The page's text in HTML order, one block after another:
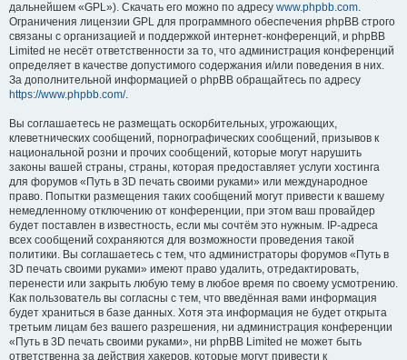
дальнейшем «GPL»). Скачать его можно по адресу www.phpbb.com.
Ограничения лицензии GPL для программного обеспечения phpBB строго
связаны с организацией и поддержкой интернет-конференций, и phpBB
Limited не несёт ответственности за то, что администрация конференций
определяет в качестве допустимого содержания и/или поведения в них.
За дополнительной информацией о phpBB обращайтесь по адресу
https://www.phpbb.com/.
Вы соглашаетесь не размещать оскорбительных, угрожающих,
клеветнических сообщений, порнографических сообщений, призывов к
национальной розни и прочих сообщений, которые могут нарушить
законы вашей страны, страны, которая предоставляет услуги хостинга
для форумов «Путь в 3D печать своими руками» или международное
право. Попытки размещения таких сообщений могут привести к вашему
немедленному отключению от конференции, при этом ваш провайдер
будет поставлен в известность, если мы сочтём это нужным. IP-адреса
всех сообщений сохраняются для возможности проведения такой
политики. Вы соглашаетесь с тем, что администраторы форумов «Путь в
3D печать своими руками» имеют право удалить, отредактировать,
перенести или закрыть любую тему в любое время по своему усмотрению.
Как пользователь вы согласны с тем, что введённая вами информация
будет храниться в базе данных. Хотя эта информация не будет открыта
третьим лицам без вашего разрешения, ни администрация конференции
«Путь в 3D печать своими руками», ни phpBB Limited не может быть
ответственна за действия хакеров, которые могут привести к